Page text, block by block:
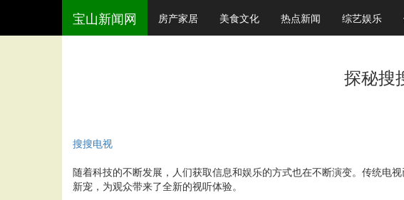
宝山新闻网 房产家居 美食文化 热点新闻 综艺娱乐
探秘搜
搜搜电视
随着科技的不断发展，人们获取信息和娱乐的方式也在不断演变。传统电
新宠，为观众带来了全新的视听体验。